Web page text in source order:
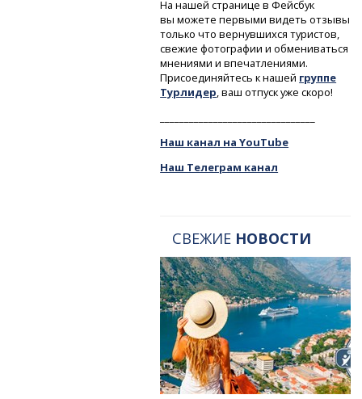
На нашей странице в Фейсбук
вы можете первыми видеть отзывы
только что вернувшихся туристов,
свежие фотографии и обмениваться
мнениями и впечатлениями.
Присоединяйтесь к нашей группе
Турлидер, ваш отпуск уже скоро!
Наш канал на YouTube
Наш Телеграм канал
СВЕЖИЕ НОВОСТИ